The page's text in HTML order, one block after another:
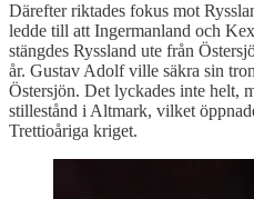
Därefter riktades fokus mot
ledde till att Ingermanland och
stängdes Ryssland ute från
år. Gustav Adolf ville säkra sin
Östersjön. Det lyckades inte helt,
stillestånd i Altmark, vilket
Trettioåriga kriget.